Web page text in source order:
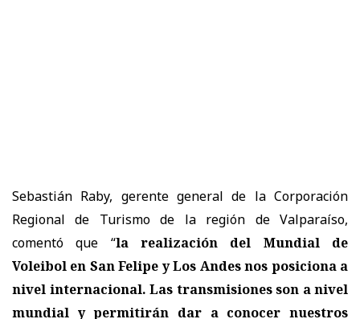
Sebastián Raby, gerente general de la Corporación
Regional de Turismo de la región de Valparaíso,
comentó que “la realización del Mundial de
Voleibol en San Felipe y Los Andes nos posiciona a
nivel internacional. Las transmisiones son a nivel
mundial y permitirán dar a conocer nuestros